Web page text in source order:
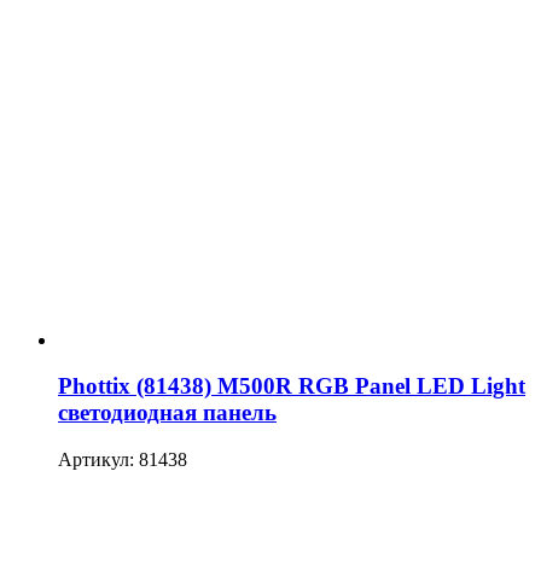
Phottix (81438) M500R RGB Panel LED Light
светодиодная панель
Артикул: 81438